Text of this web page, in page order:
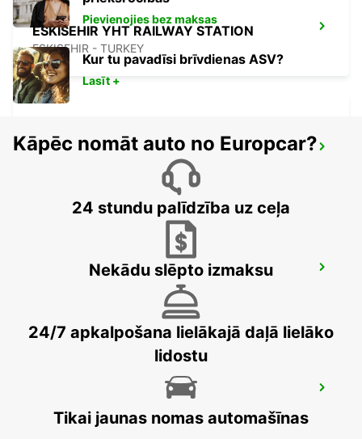
ESKISEHIR YHT RAILWAY STATION
ESKISEHIR - TURKEY
KONYA AIRPORT
URGUP CAPPADOCIA
KONYA - TURKEY
Pievienojies bez maksas
Kur tu pavadīsi brīvdienas ASV?
Lasīt +
Kāpēc nomāt auto no Europcar?
24 stundu palīdzība uz ceļa
Nekādu slēpto izmaksu
24/7 apkalpošana lielākajā daļā lielāko
lidostu
Tikai jaunas nomas automašīnas